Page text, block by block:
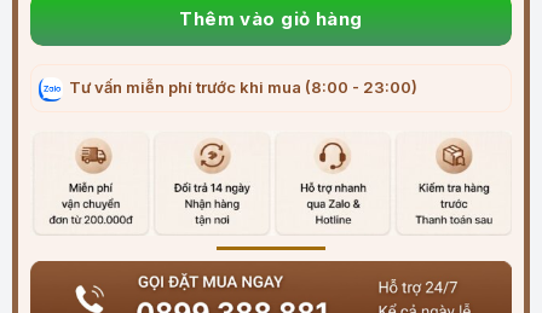
Thêm vào giỏ hàng
Tư vấn miễn phí trước khi mua (8:00 - 23:00)